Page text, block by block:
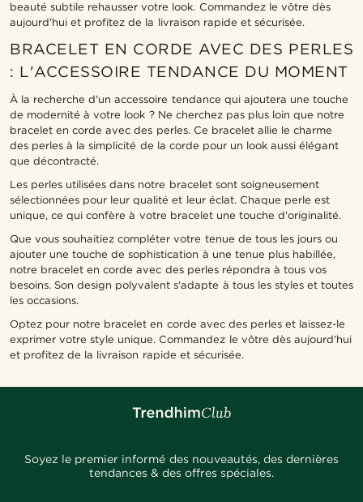
beauté subtile rehausser votre look. Commandez le vôtre dès
aujourd'hui et profitez de la livraison rapide et sécurisée.
BRACELET EN CORDE AVEC DES PERLES
: L'ACCESSOIRE TENDANCE DU MOMENT
À la recherche d'un accessoire tendance qui ajoutera une touche
de modernité à votre look ? Ne cherchez pas plus loin que notre
bracelet en corde avec des perles. Ce bracelet allie le charme
des perles à la simplicité de la corde pour un look aussi élégant
que décontracté.
Les perles utilisées dans notre bracelet sont soigneusement
sélectionnées pour leur qualité et leur éclat. Chaque perle est
unique, ce qui confère à votre bracelet une touche d'originalité.
Que vous souhaitiez compléter votre tenue de tous les jours ou
ajouter une touche de sophistication à une tenue plus habillée,
notre bracelet en corde avec des perles répondra à tous vos
besoins. Son design polyvalent s'adapte à tous les styles et toutes
les occasions.
Optez pour notre bracelet en corde avec des perles et laissez-le
exprimer votre style unique. Commandez le vôtre dès aujourd'hui
et profitez de la livraison rapide et sécurisée.
Soyez le premier informé des nouveautés, des dernières
tendances & des offres spéciales.